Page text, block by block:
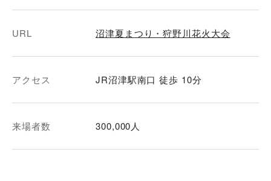
URL 沼津夏まつり・狩野川花火大会
アクセス JR沼津駅南口 徒歩 10分
来場者数 300,000人